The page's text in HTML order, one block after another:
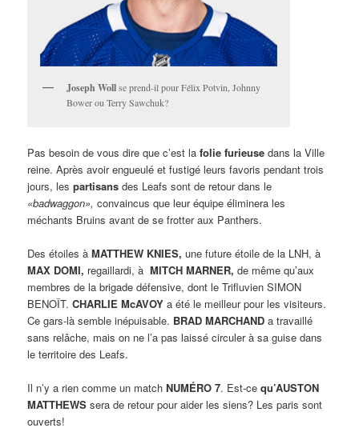
Joseph Wollse prend-il pour Félix Potvin, Johnny
Bower ou Terry Sawchuk?
Pas besoin de vous dire que c’est lafolie furieuse dans la Ville
reine. Après avoir engueulé et fustigé leurs favoris pendant trois
jours, lespartisans des Leafs sont de retour dans le
«badwaggon», convaincus que leur équipe éliminera les
méchants Bruins avant de se frotter aux Panthers.
Des étoiles àMATTHEW KNIES, une future étoile de la LNH, à
MAX DOMI, regaillardi, àMITCH MARNER, de même qu’aux
membres de la brigade défensive, dont le Trifluvien SIMON
BENOÎT.CHARLIE McAVOY a été le meilleur pour les visiteurs.
Ce gars-là semble inépuisable. BRAD MARCHAND a travaillé
sans relâche, mais on ne l’a pas laissé circuler à sa guise dans
le territoire des Leafs.
Il n’y a rien comme un matchNUMÉRO 7. Est-cequ’AUSTON
MATTHEWS sera de retour pour aider les siens? Les paris sont
ouverts!